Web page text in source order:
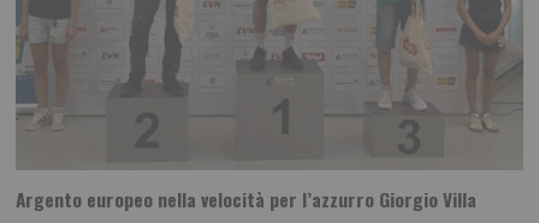
Argento europeo nella velocità per l’azzurro Giorgio Villa